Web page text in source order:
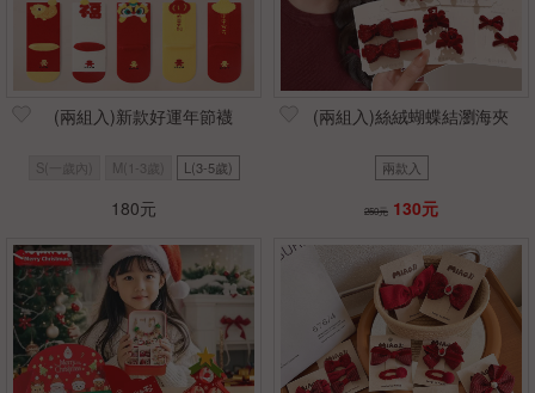
(兩組入)新款好運年節襪
S(一歲內) M(1-3歲) L(3-5歲)
180元
(兩組入)絲絨蝴蝶結瀏海夾
兩款入
250元 130元